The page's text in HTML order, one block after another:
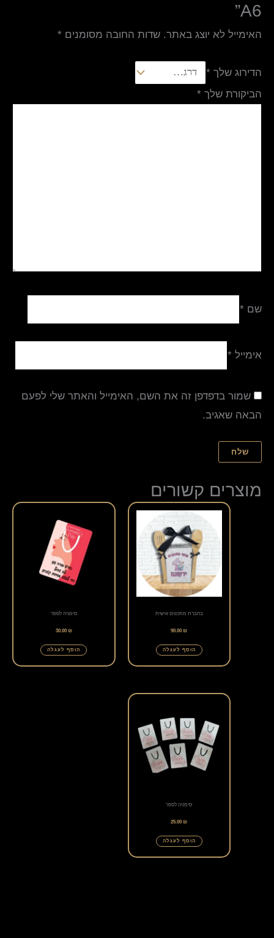
A6”
האימייל לא יוצג באתר. שדות החובה מסומנים *
הדירוג שלך *
הביקורת שלך *
שם *
אימייל *
שמור בדפדפן זה את השם, האימייל והאתר שלי לפעם
הבאה שאגיב.
מוצרים קשורים
בחברת מתכונים אישית
90.00₪
הוסף לעגלה
סימניה לספר
30.00 ₪
הוסף לעגלה
סימניה לספר
25.00₪
הוסף לעגלה